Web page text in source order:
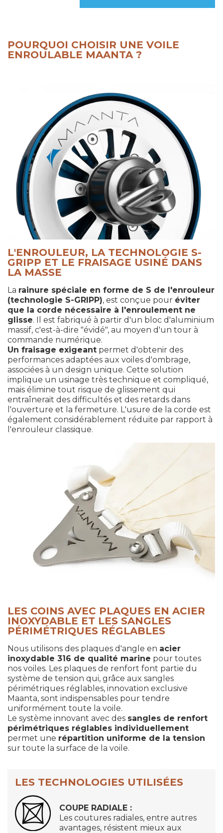
POURQUOI CHOISIR UNE VOILE
ENROULABLE MAANTA ?
L'ENROULEUR, LA TECHNOLOGIE S-
GRIPP ET LE FRAISAGE USINÉ DANS
LA MASSE
La rainure spéciale en forme de S de l'enrouleur
(technologie S-GRIPP), est conçue pour éviter
que la corde nécessaire à l'enroulement ne
glisse. Il est fabriqué à partir d'un bloc d'aluminium
massif, c'est-à-dire "évidé", au moyen d'un tour à
commande numérique.
Un fraisage exigeant permet d'obtenir des
performances adaptées aux voiles d'ombrage,
associées à un design unique. Cette solution
implique un usinage très technique et compliqué,
mais élimine tout risque de glissement qui
entraînerait des difficultés et des retards dans
l'ouverture et la fermeture. L'usure de la corde est
également considérablement réduite par rapport à
l'enrouleur classique.
LES COINS AVEC PLAQUES EN ACIER
INOXYDABLE ET LES SANGLES
PÉRIMÉTRIQUES RÉGLABLES
Nous utilisons des plaques d'angle en acier
inoxydable 316 de qualité marine pour toutes
nos voiles. Les plaques de renfort font partie du
système de tension qui, grâce aux sangles
périmétriques réglables, innovation exclusive
Maanta, sont indispensables pour tendre
uniformément toute la voile.
Le système innovant avec des sangles de renfort
périmétriques réglables individuellement
permet une répartition uniforme de la tension
sur toute la surface de la voile.
LES TECHNOLOGIES UTILISÉES
COUPE RADIALE :
Les coutures radiales, entre autres
avantages, résistent mieux aux